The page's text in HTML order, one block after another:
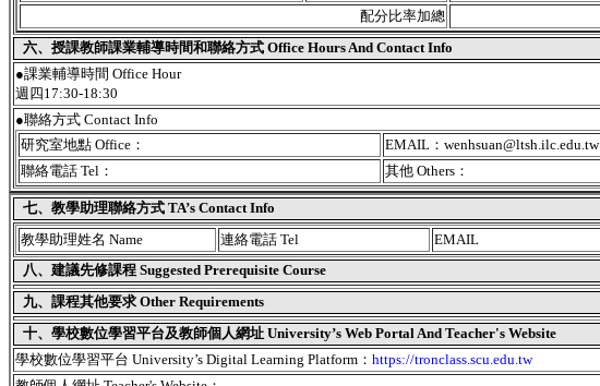
配分比率加總
六、授課教師課業輔導時間和聯絡方式 Office Hours And Contact Info
●課業輔導時間 Office Hour
週四17:30-18:30
●聯絡方式 Contact Info
研究室地點 Office：
EMAIL：wenhsuan@ltsh.ilc.edu.tw
聯絡電話 Tel：
其他 Others：
七、教學助理聯絡方式 TA’s Contact Info
教學助理姓名 Name
連絡電話 Tel EMAIL
八、建議先修課程 Suggested Prerequisite Course
九、課程其他要求 Other Requirements
十、學校數位學習平台及教師個人網址 University’s Web Portal And Teacher's Website
學校數位學習平台 University’s Digital Learning Platform： https://tronclass.scu.edu.tw